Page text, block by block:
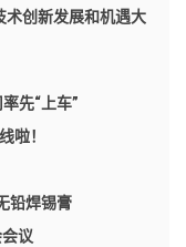
术创新发展和机遇大
先“上车”
啦！
铅焊锡膏
议